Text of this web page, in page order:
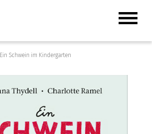
Ein Schwein im Kindergarten